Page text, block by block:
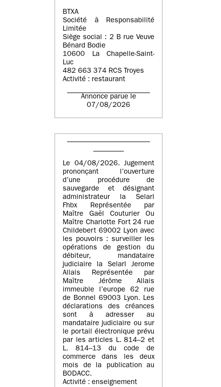
BTXA
Société à Responsabilité
Limitée
Siège social : 2 B rue Veuve
Bénard Bodie
10600 La Chapelle-Saint-
Luc
482 663 374 RCS Troyes
Activité : restaurant
Annonce parue le
07/08/2026
Le 04/08/2026. Jugement
prononçant l’ouverture
d’une procédure de
sauvegarde et désignant
administrateur la Selarl
Fhbx Représentée par
Maître Gaël Couturier Ou
Maître Charlotte Fort 24 rue
Childebert 69002 Lyon avec
les pouvoirs : surveiller les
opérations de gestion du
débiteur, mandataire
judiciaire la Selarl Jerome
Allais Représentée par
Maître Jérôme Allais
immeuble l’europe 62 rue
de Bonnel 69003 Lyon. Les
déclarations des créances
sont à adresser au
mandataire judiciaire ou sur
le portail électronique prévu
par les articles L. 814–2 et
L. 814–13 du code de
commerce dans les deux
mois de la publication au
BODACC.
Activité : enseignement